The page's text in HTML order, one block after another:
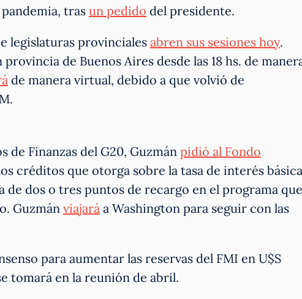
tras un pedido del presidente.
legislaturas provinciales abren sus sesiones hoy.
provincia de Buenos Aires desde las 18 hs. de
de manera virtual, debido a que volvió de
de Finanzas del G20, Guzmán pidió al Fondo
créditos que otorga sobre la tasa de interés
de dos o tres puntos de recargo en el programa que
Guzmán viajará a Washington para seguir con las
para aumentar las reservas del FMI en U$S
tomará en la reunión de abril.